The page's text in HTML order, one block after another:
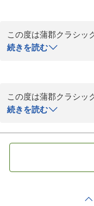
この度は蒲郡クラシッ
ございます。
海辺の景色やクラシ
三河湾を望む景色の中
何よりでございます。
っても大きな励みにな
また季節を変えて、
い。
続きを読む
この度は蒲郡クラシッ
ございます。
海辺の景色やクラシッ
うれしく拝読いたしま
三河湾を望む景色の
何よりでございます。
っても大きな励みにな
続きを読む